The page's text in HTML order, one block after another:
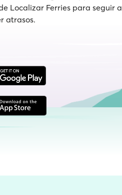
Localizar Ferries para seguir a
atrasos.